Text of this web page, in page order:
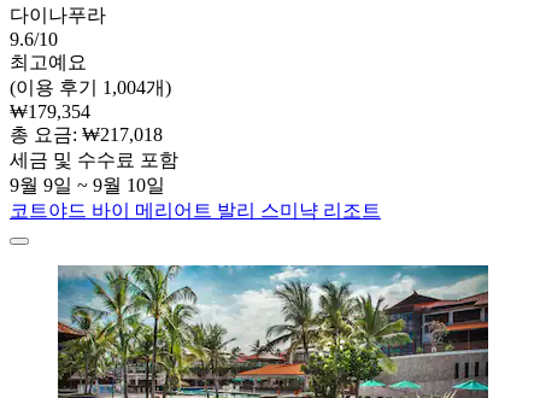
다이나푸라
9.6/10
최고예요
(이용 후기 1,004개)
₩179,354
총 요금: ₩217,018
세금 및 수수료 포함
9월 9일 ~ 9월 10일
코트야드 바이 메리어트 발리 스미냑 리조트